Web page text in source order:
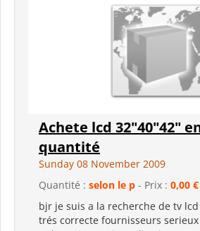
Achete lcd 32"40"42"
quantité
Sunday 08 November 2009
Quantité : selon le p - Prix : 0,00 €
bjr je suis a la recherche de tv
trés correcte fournisseurs